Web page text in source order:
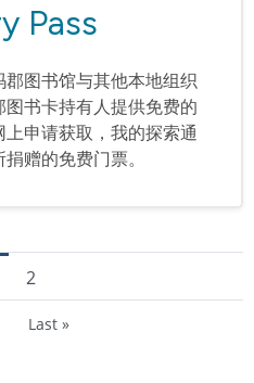
Pass
图书馆与其他本地组织
书卡持有人提供免费的
申请获取，我的探索通
赠的免费门票。
页页面
2
末页
Last »